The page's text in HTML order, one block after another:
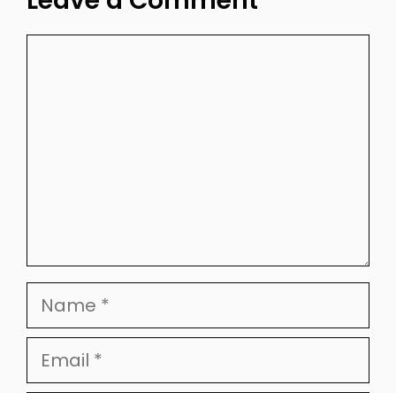
Name
Email